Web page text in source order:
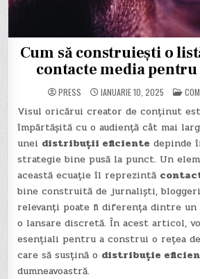
Cum să construiești o
contacte media
PRESS IANUARIE 10, 2025
IN
Visul oricărui creator de conținut
împărtășită cu o audiență cât mai
unei distribuții eficiente depinde
strategie bine pusă la punct. Un
această ecuație îl reprezintă
bine construită de jurnaliști,
relevanți poate fi diferența dintre un
o lansare discretă. În acest articol,
esențiali pentru a construi o rețea de
care să susțină o distribuție
dumneavoastră.